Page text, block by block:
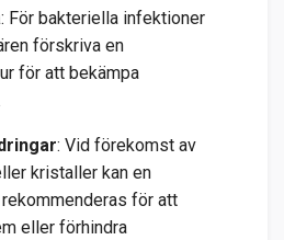
: För bakteriella infektioner
förskriva en
för att bekämpa
: Vid förekomst av
kristaller kan en
för att
eller förhindra